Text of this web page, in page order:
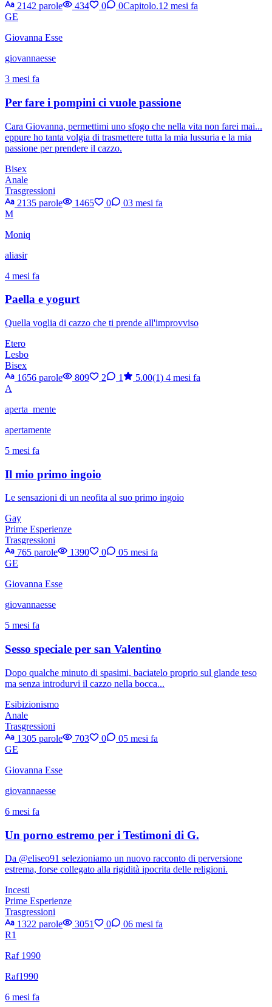
2142 parole
434 0 0Capitolo.1 2 mesi fa
GE
Giovanna Esse
giovannaesse
3 mesi fa
Per fare i pompini ci vuole passione
Cara Giovanna, permettimi uno sfogo che nella vita non farei mai...
eppure ho tanta volgia di trasmettere tutta la mia lussuria e la mia
passione per prendere il cazzo.
Bisex
Anale
Trasgressioni
2135 parole
1465 0 03 mesi fa
M
Moniq
aliasir
4 mesi fa
Paella e yogurt
Quella voglia di cazzo che ti prende all'improvviso
Etero
Lesbo
Bisex
1656 parole
809 2 1 5.00(1) 4 mesi fa
A
aperta_mente
apertamente
5 mesi fa
Il mio primo ingoio
Le sensazioni di un neofita al suo primo ingoio
Gay
Prime Esperienze
Trasgressioni
765 parole
1390 0 05 mesi fa
GE
Giovanna Esse
giovannaesse
5 mesi fa
Sesso speciale per san Valentino
Dopo qualche minuto di spasimi, baciatelo proprio sul glande teso
ma senza introdurvi il cazzo nella bocca...
Esibizionismo
Anale
Trasgressioni
1305 parole
703 0 05 mesi fa
GE
Giovanna Esse
giovannaesse
6 mesi fa
Un porno estremo per i Testimoni di G.
Da @eliseo91 selezioniamo un nuovo racconto di perversione
estrema, forse collegato alla rigidità ipocrita delle religioni.
Incesti
Prime Esperienze
Trasgressioni
1322 parole
3051 0 06 mesi fa
R1
Raf 1990
Raf1990
6 mesi fa